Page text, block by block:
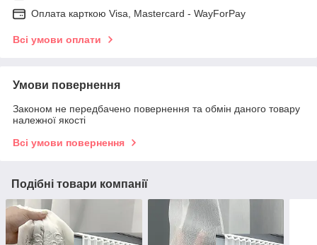
Оплата карткою Visa, Mastercard - WayForPay
Всі умови оплати
Умови повернення
Законом не передбачено повернення та обмін даного товару
належної якості
Всі умови повернення
Подібні товари компанії